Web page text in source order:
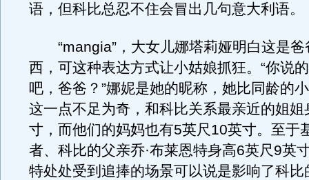
语，但科比总忍不住会冒出几句意大利语。
“mangia”，大女儿娜塔莉娅明白这是爸
西，可这种表达方式让小姑娘抓狂。“你说
吧，爸爸？”娜妮是她的昵称，她比同龄的
这一点不足为奇，和科比关系最亲近的姐
寸，而他们的妈妈也有5英尺10英寸。至于
者、科比的父亲乔·布莱恩特身高6英尺9英
特处处受到追捧的场景可以说是影响了科比